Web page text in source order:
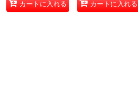
カートに入れる カートに入れる